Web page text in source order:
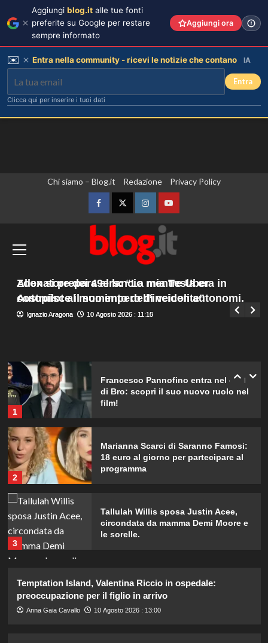
Chi siamo – Blog.it Redazione Privacy Policy
FacebookTwitterInstagramYouTube
principale
Si chiude a Nairobi la prima edizione di
H.E.R.O, start up africane alla Residenza
dell’Ambasciatore d’Italia
Giuseppe Recca 10 Agosto 2026 : 13:25
Allenatore dei 49ers: “La mia Tesla era in
Autopilot al momento dell’incidente”
Ignazio Aragona 10 Agosto 2026 : 11:15
Zoox si prepara al lancio mentre Uber
costruisce il suo impero di veicoli autonomi.
Ignazio Aragona 10 Agosto 2026 : 11:10
Tallulah Willis sposa Justin Acee,
circondata da mamma Demi Moore e
le sorelle.
Carmen Russo ed Enzo Paolo Turchi
pronti a tornare: “Se Maria chiama,
Ad Amici, stecca rimossa in post-
1
Francesco Pannofino entra nel cast
di Bro: scopri il suo nuovo ruolo nel
film!
2
Marianna Scarci di Saranno Famosi:
18 euro al giorno per partecipare al
programma
3
Tallulah Willis sposa Justin Acee,
circondata da mamma Demi Moore e
le sorelle.
4
pronti a tornare: “Se Maria chiama,
risponderemo”.
Temptation Island, Valentina Riccio in ospedale:
preoccupazione per il figlio in arrivo
Anna Gaia Cavallo 10 Agosto 2026 : 13:00
Aggiungi blog.it alle tue fonti
preferite su Google per restare
sempre informato
Aggiungi ora
✉️ Entra nella community - ricevi le notizie che contano IA
Entra
Clicca qui per inserire i tuoi dati